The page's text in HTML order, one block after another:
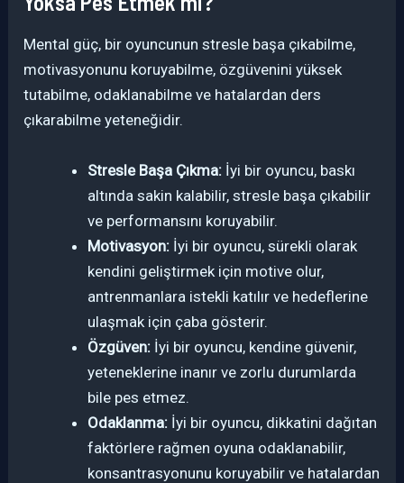
Mental güç, bir oyuncunun stresle başa çıkabilme,
motivasyonunu koruyabilme, özgüvenini yüksek
tutabilme, odaklanabilme ve hatalardan ders
çıkarabilme yeteneğidir.
Stresle Başa Çıkma: İyi bir oyuncu, baskı
altında sakin kalabilir, stresle başa çıkabilir
ve performansını koruyabilir.
Motivasyon: İyi bir oyuncu, sürekli olarak
kendini geliştirmek için motive olur,
antrenmanlara istekli katılır ve hedeflerine
ulaşmak için çaba gösterir.
Özgüven: İyi bir oyuncu, kendine güvenir,
yeteneklerine inanır ve zorlu durumlarda
bile pes etmez.
Odaklanma: İyi bir oyuncu, dikkatini dağıtan
faktörlere rağmen oyuna odaklanabilir,
konsantrasyonunu koruyabilir ve hatalardan